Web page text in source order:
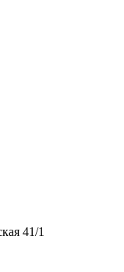
41/1